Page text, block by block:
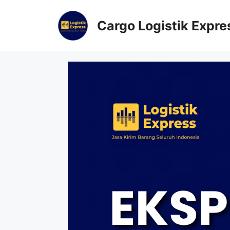
Cargo Logistik